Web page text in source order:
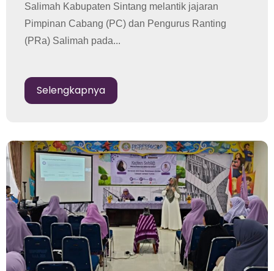
Salimah Kabupaten Sintang melantik jajaran
Pimpinan Cabang (PC) dan Pengurus Ranting
(PRa) Salimah pada...
Selengkapnya